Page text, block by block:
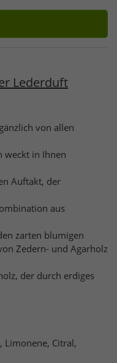
Lederduft
von allen
weckt in Ihnen
Auftakt, der
aus
zarten blumigen
Zedern- und Agarholz
der durch erdiges
Limonene, Citral,